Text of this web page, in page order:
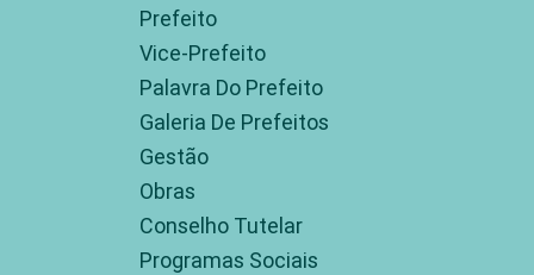
Prefeito
Vice-Prefeito
Palavra Do Prefeito
Galeria De Prefeitos
Gestão
Obras
Conselho Tutelar
Programas Sociais